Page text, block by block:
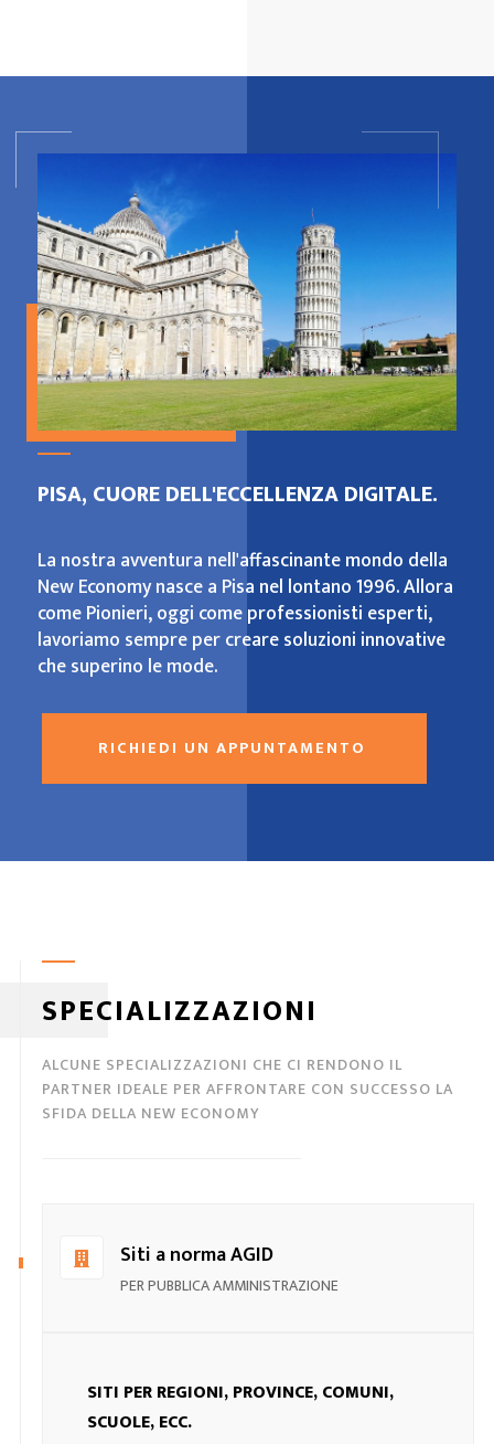
PISA, CUORE DELL'ECCELLENZA DIGITALE.
La nostra avventura nell'affascinante mondo della
New Economy nasce a Pisa nel lontano 1996. Allora
come Pionieri, oggi come professionisti esperti,
lavoriamo sempre per creare soluzioni innovative
che superino le mode.
RICHIEDI UN APPUNTAMENTO
SPECIALIZZAZIONI
ALCUNE SPECIALIZZAZIONI CHE CI RENDONO IL
PARTNER IDEALE PER AFFRONTARE CON SUCCESSO LA
SFIDA DELLA NEW ECONOMY
Siti a norma AGID
PER PUBBLICA AMMINISTRAZIONE
SITI PER REGIONI, PROVINCE, COMUNI,
SCUOLE, ECC.